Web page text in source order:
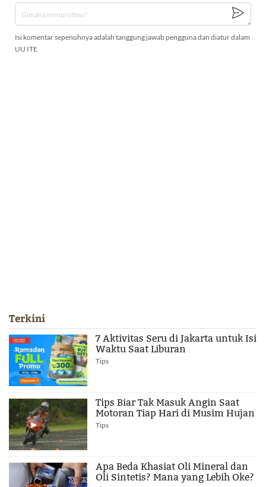
Isi komentar sepenuhnya adalah tanggung jawab pengguna dan diatur dalam
UU ITE
Terkini
7 Aktivitas Seru di Jakarta untuk Isi
Waktu Saat Liburan
Tips
Tips Biar Tak Masuk Angin Saat
Motoran Tiap Hari di Musim Hujan
Tips
Apa Beda Khasiat Oli Mineral dan
Oli Sintetis? Mana yang Lebih Oke?